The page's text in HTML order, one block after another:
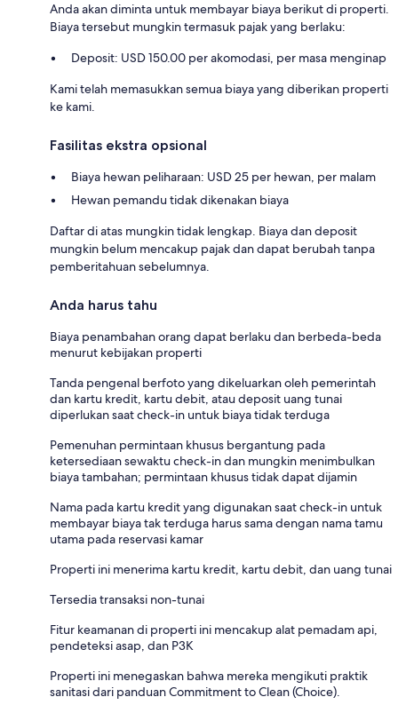
Anda akan diminta untuk membayar biaya berikut di properti.
Biaya tersebut mungkin termasuk pajak yang berlaku:
Deposit: USD 150.00 per akomodasi, per masa menginap
Kami telah memasukkan semua biaya yang diberikan properti
ke kami.
Fasilitas ekstra opsional
Biaya hewan peliharaan: USD 25 per hewan, per malam
Hewan pemandu tidak dikenakan biaya
Daftar di atas mungkin tidak lengkap. Biaya dan deposit
mungkin belum mencakup pajak dan dapat berubah tanpa
pemberitahuan sebelumnya.
Anda harus tahu
Biaya penambahan orang dapat berlaku dan berbeda-beda
menurut kebijakan properti
Tanda pengenal berfoto yang dikeluarkan oleh pemerintah
dan kartu kredit, kartu debit, atau deposit uang tunai
diperlukan saat check-in untuk biaya tidak terduga
Pemenuhan permintaan khusus bergantung pada
ketersediaan sewaktu check-in dan mungkin menimbulkan
biaya tambahan; permintaan khusus tidak dapat dijamin
Nama pada kartu kredit yang digunakan saat check-in untuk
membayar biaya tak terduga harus sama dengan nama tamu
utama pada reservasi kamar
Properti ini menerima kartu kredit, kartu debit, dan uang tunai
Tersedia transaksi non-tunai
Fitur keamanan di properti ini mencakup alat pemadam api,
pendeteksi asap, dan P3K
Properti ini menegaskan bahwa mereka mengikuti praktik
sanitasi dari panduan Commitment to Clean (Choice).